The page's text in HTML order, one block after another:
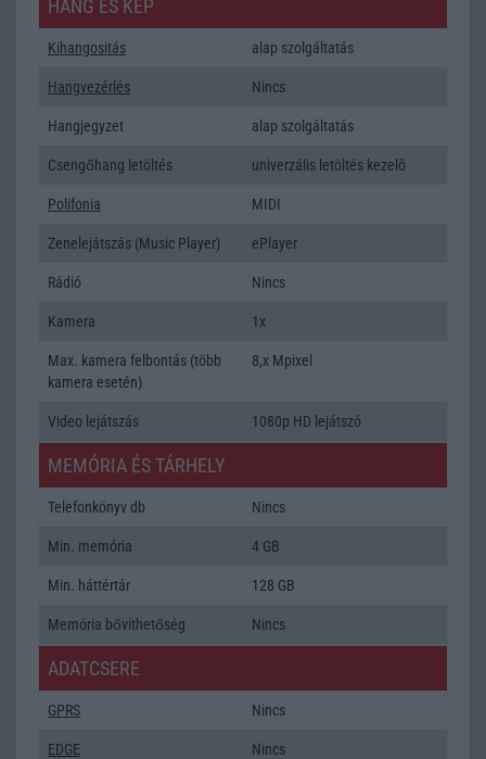
HANG ÉS KÉP
Kihangositás alap szolgáltatás
Hangvezérlés Nincs
Hangjegyzet alap szolgáltatás
Csengőhang letöltés univerzális letöltés kezelõ
Polifonia MIDI
Zenelejátszás (Music Player) ePlayer
Rádió Nincs
Kamera 1x
Max. kamera felbontás (több
kamera esetén)
8,x Mpixel
Video lejátszás 1080p HD lejátszó
MEMÓRIA ÉS TÁRHELY
Telefonkönyv db Nincs
Min. memória 4 GB
Min. háttértár 128 GB
Memória bővíthetőség Nincs
ADATCSERE
GPRS Nincs
EDGE Nincs